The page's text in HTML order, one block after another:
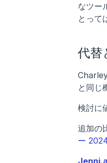
なツー
とって
代替
と同じ
検討に
追加の
ー 2024